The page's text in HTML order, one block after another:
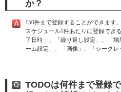
か？
150件まで登録することができます。
スケジュール1件あたりに登録でき
了日時」、「繰り返し設定」、「
ーム設定」、「画像」、「シークレ
TODOは何件まで登録